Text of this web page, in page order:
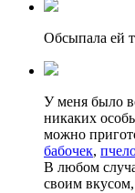
Обсыпала ей
У меня было
никаких
можно
бабочек,
В любом
своим